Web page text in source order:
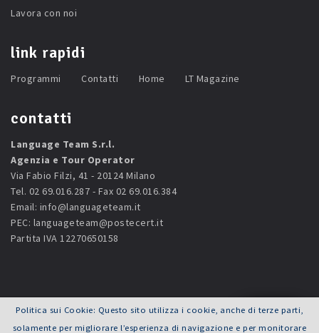
Lavora con noi
link rapidi
Programmi Contatti Home LT Magazine
contatti
Language Team S.r.l.
Agenzia e Tour Operator
Via Fabio Filzi, 41 - 20124 Milano
Tel. 02 69.016.287 - Fax 02 69.016.384
Email: info@languageteam.it
PEC: languageteam@postecert.it
Partita IVA 12270650158
© 2026 Language Team Srl - Powered by Joy ADV
Politica sui Cookie: Questo sito utilizza i cookie, anche di terze parti,
solamente per migliorare l’esperienza di navigazione e per monitorare